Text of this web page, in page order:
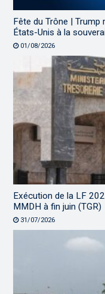
Fête du Trône |
États-Unis à la
01/08/2026
Exécution de la LF
MMDH à fin juin (TGR)
31/07/2026